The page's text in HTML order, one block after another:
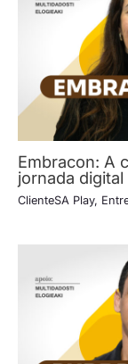
Embracon: A
jornada
ClienteSA Play,